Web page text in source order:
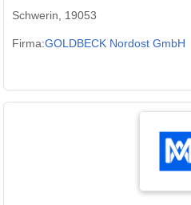
Schwerin, 19053
Firma:GOLDBECK Nordost GmbH